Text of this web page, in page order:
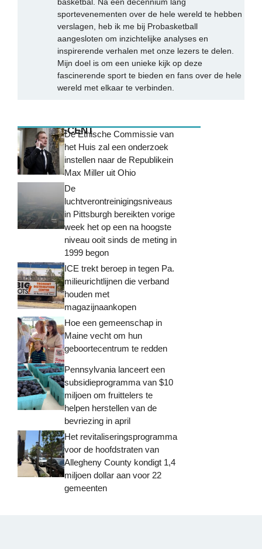
sportevenementen over de hele wereld te hebben
verslagen, heb ik me bij Probasketball
aangesloten om inzichtelijke analyses en
inspirerende verhalen met onze lezers te delen.
Mijn doel is om een unieke kijk op deze
fascinerende sport te bieden en fans over de hele
wereld met elkaar te verbinden.
MEEST RECENTDe Ethische Commissie van
het Huis zal een onderzoek
instellen naar de Republikein
Max Miller uit Ohio
De
luchtverontreinigingsniveaus
in Pittsburgh bereikten vorige
week het op een na hoogste
niveau ooit sinds de meting in
1999 begon
ICE trekt beroep in tegen Pa.
milieurichtlijnen die verband
houden met
magazijnaankopen
Hoe een gemeenschap in
Maine vecht om hun
geboortecentrum te redden
Pennsylvania lanceert een
subsidieprogramma van $10
miljoen om fruittelers te
helpen herstellen van de
bevriezing in april
Het revitaliseringsprogramma
voor de hoofdstraten van
Allegheny County kondigt 1,4
miljoen dollar aan voor 22
gemeenten